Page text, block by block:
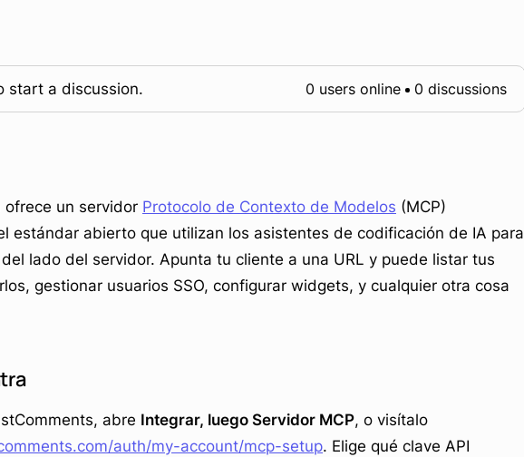
start a discussion. 0 users online 0 discussions
ofrece un servidor Protocolo de Contexto de Modelos (MCP)
estándar abierto que utilizan los asistentes de codificación de IA para
lado del servidor. Apunta tu cliente a una URL y puede listar tus
gestionar usuarios SSO, configurar widgets, y cualquier otra cosa
abre Integrar, luego Servidor MCP, o visítalo
auth/my-account/mcp-setup. Elige qué clave API